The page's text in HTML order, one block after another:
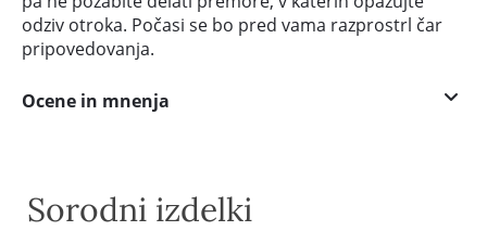
odziv otroka. Počasi se bo pred vama razprostrl čar
pripovedovanja.
Ocene in mnenja
Sorodni izdelki